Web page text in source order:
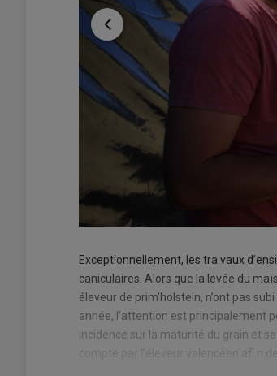
Exceptionnellement, les tra vaux
caniculaires. Alors que la levée du
éleveur de prim’holstein, n’ont pas
année, l’attention est principalement
incidence sur la maturité du grain et
compte par l’éleveur valencéen afi n